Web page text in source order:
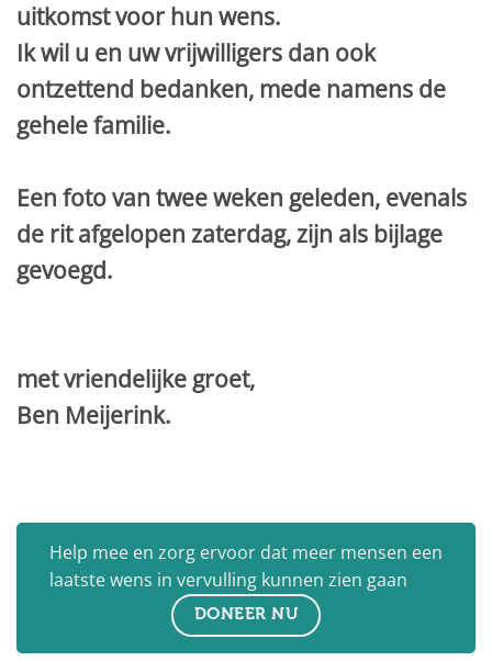
uitkomst voor hun wens.
Ik wil u en uw vrijwilligers dan ook
ontzettend bedanken, mede namens de
gehele familie.
Een foto van twee weken geleden, evenals
de rit afgelopen zaterdag, zijn als bijlage
gevoegd.
met vriendelijke groet,
Ben Meijerink.
Help mee en zorg ervoor dat meer mensen een
laatste wens in vervulling kunnen zien gaan
DONEER NU